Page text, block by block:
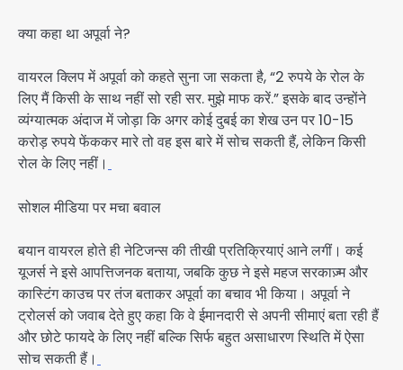
क्या कहा था अपूर्वा ने?
वायरल क्लिप में अपूर्वा को कहते सुना जा सकता है, “2 रुपये के रोल के
लिए मैं किसी के साथ नहीं सो रही सर. मुझे माफ करें.” इसके बाद उन्होंने
व्यंग्यात्मक अंदाज में जोड़ा कि अगर कोई दुबई का शेख उन पर 10-15
करोड़ रुपये फेंककर मारे तो वह इस बारे में सोच सकती हैं, लेकिन किसी
रोल के लिए नहीं।
सोशल मीडिया पर मचा बवाल
बयान वायरल होते ही नेटिजन्स की तीखी प्रतिक्रियाएं आने लगीं। कई
यूजर्स ने इसे आपत्तिजनक बताया, जबकि कुछ ने इसे महज सरकाज़्म और
कास्टिंग काउच पर तंज बताकर अपूर्वा का बचाव भी किया। अपूर्वा ने
ट्रोलर्स को जवाब देते हुए कहा कि वे ईमानदारी से अपनी सीमाएं बता रही हैं
और छोटे फायदे के लिए नहीं बल्कि सिर्फ बहुत असाधारण स्थिति में ऐसा
सोच सकती हैं।